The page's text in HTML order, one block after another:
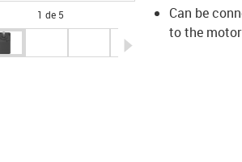
1 de 5
icon-arrow-left
Can be
to the